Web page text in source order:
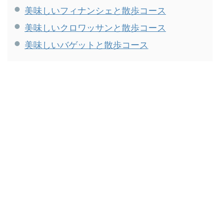
美味しいフィナンシェと散歩コース
美味しいクロワッサンと散歩コース
美味しいバゲットと散歩コース